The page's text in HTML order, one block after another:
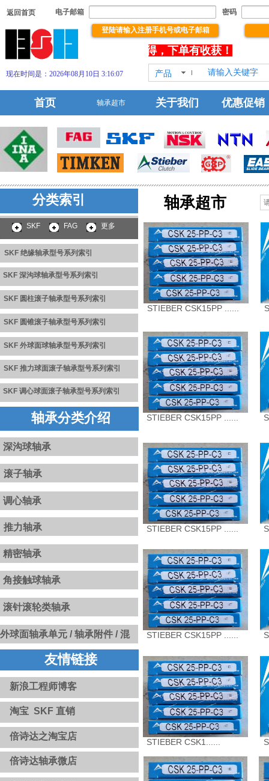
SKF 推力球面滚子轴承型号系列索引
SKF 深沟球轴承型号系列索引
首页 轴承超市 关于我们 优惠促销
电子邮箱 密码
产品
返回首页
现在时间是：2026年08月10日 3:16:07
您浏览本站！祝你浏览有所得，下单有收获！
登陆请输入注册手机号或电子邮箱
SKF 圆柱滚子轴承型号系列索引
SKF 外球面球轴承型号系列索引
SKF 绝缘轴承型号系列 索引
HOT!
分类索引 轴承超市
SKF FAG 更多
STIEBER CSK15PP ......
SKF 绝缘轴承型号系列索引
SKF 圆锥滚子轴承型号系列索引
STIEBER CSK15PP ......
SKF 调心球面滚子轴承型号系列索引
轴承分类介绍
深沟球轴承
STIEBER CSK15PP ......
滚子轴承
调心轴承
推力轴承
精密轴承
STIEBER CSK15PP ......
角接触球轴承
滚针滚轮类轴承
​​外球面轴承单元 / 轴承附件 / 混
合陶瓷球 / INSOCOAT绝缘轴承
/ 固态油轴承 / NoWear永不磨损
涂层轴承 / 高温轴承和轴承单元
友情链接
STIEBER CSK1......
新浪工程师博客
淘宝 SKF 直销
倍诗达之淘宝店
倍诗达轴承微店